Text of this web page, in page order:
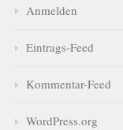
Anmelden
Eintrags-Feed
Kommentar-Feed
WordPress.org